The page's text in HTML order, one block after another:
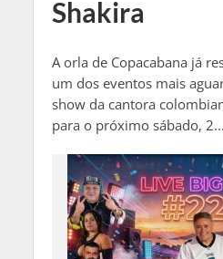
Shakira
A orla de Copacabana já
um dos eventos mais
show da cantora
para o próximo sábado, 2...